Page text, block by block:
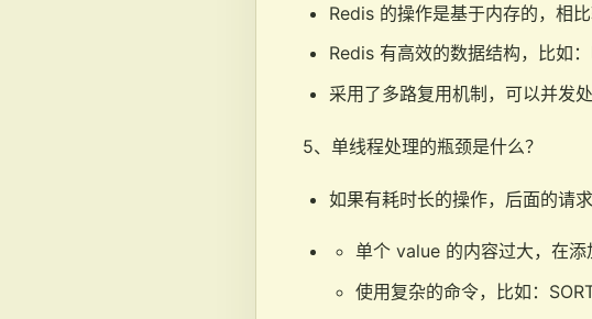
Redis 的操作是基于内存的，相
Redis 有高效的数据结构，比如：
采用了多路复用机制，可以并发
5、单线程处理的瓶颈是什么？
如果有耗时长的操作，后面的请
单个 value 的内容过大，在添
使用复杂的命令，比如：